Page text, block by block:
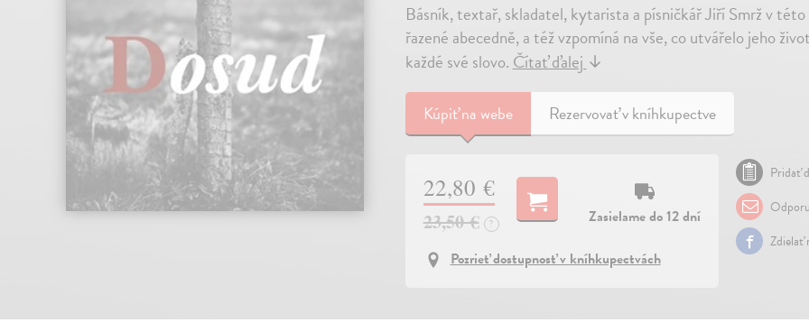
Básník, textař, skladatel, kytarista a písničkář Jiří Smrž v
řazené abecedně, a též vzpomíná na vše, co utvářelo jeho
každé své slovo.Čítať ďalej↓
Kúpiťna webe Rezervovať v kníhkupectve
22,80 €
23,50 € ?
Zasielame do 12 dní
Pozrieť dostupnosť v kníhkupectvách
Pridať
Zdielať